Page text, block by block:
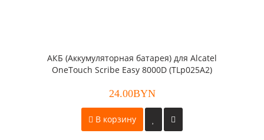
АКБ (Аккумуляторная батарея) для Alcatel
OneTouch Scribe Easy 8000D (TLp025A2)
24.00BYN
В корзину